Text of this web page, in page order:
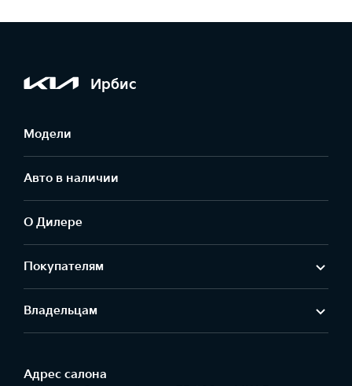
Ирбис
Модели
Авто в наличии
О Дилере
Покупателям
Владельцам
Адрес салонa